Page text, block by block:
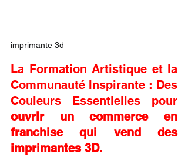
imprimante 3d
La Formation Artistique et la
Communauté Inspirante : Des
ouvrir un commerce en
franchise qui vend des
imprimantes 3D.